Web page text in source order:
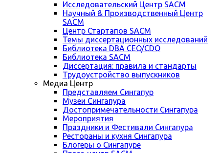
Исследовательский Центр SACM
Научный & Производственный Центр
SACM
Центр Стартапов SACM
Темы диссертационных исследований
Библиотека DBA CEO/CDO
Библиотека SACM
Диссертация: правила и стандарты
Трудоустройство выпускников
Медиа Центр
Представляем Сингапур
Музеи Сингапура
Достопримечательности Сингапура
Мероприятия
Праздники и Фестивали Сингапура
Рестораны и кухня Сингапура
Блогеры о Сингапуре